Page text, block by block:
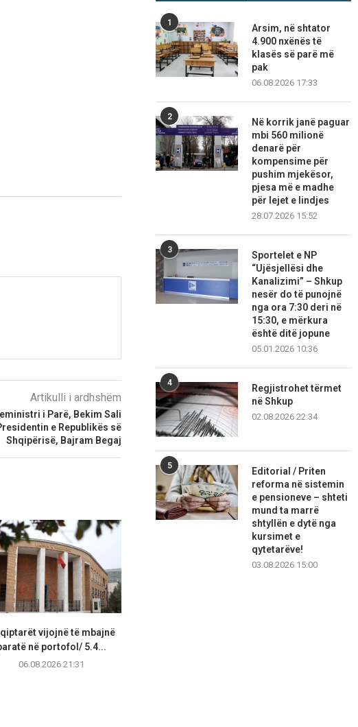
Artikulli i ardhshëm
i Parë, Bekim Sali
e Republikës së
Shqipërisë, Bajram Begaj
vijojnë të mbajnë
në portofol/ 5.4...
06.08.2026 21:31
1
Arsim, në shtator
4.900 nxënës të
klasës së parë më
pak
06.08.2026 17:33
2
Në korrik janë paguar
mbi 560 milionë
denarë për
kompensime për
pushim mjekësor,
pjesa më e madhe
për lejet e lindjes
28.07.2026 15:52
3
Sportelet e NP
“Ujësjellësi dhe
Kanalizimi” – Shkup
nesër do të punojnë
nga ora 7:30 deri në
15:30, e mërkura
është ditë jopune
05.01.2026 10:36
4
Regjistrohet tërmet
në Shkup
02.08.2026 22:34
5
Editorial / Priten
reforma në sistemin
e pensioneve – shteti
mund ta marrë
shtyllën e dytë nga
kursimet e
qytetarëve!
03.08.2026 15:00